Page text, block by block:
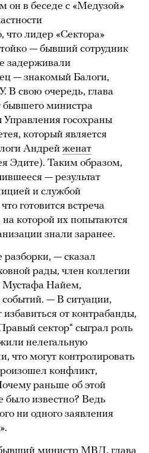
он в беседе с «Медузой»
что лидер «Сектора»
— бывший сотрудник
задерживали
— знакомый Балоги,
В свою очередь, глава
министра
госохраны
который является
Андрей женат
Эдите). Таким образом,
— результат
и службой
готовится встреча
которой их попытаются
знали заранее.
разборки, — сказал
рады, член коллегии
Найем,
— В ситуации,
от контрабанды,
сектор“ сыграл роль
нелегальную
что могут контролировать
конфликт,
раньше об этой
было известно? Ведь
ни одного заявления